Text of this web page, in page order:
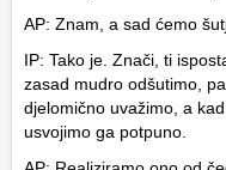
AP: Znam, a sad ćemo
IP: Tako je. Znači, ti
zasad mudro odšutimo,
djelomično uvažimo, a
usvojimo ga potpuno.